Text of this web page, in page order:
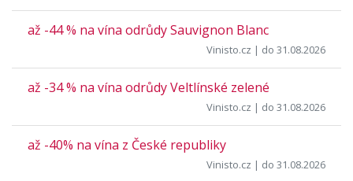
až -44 % na vína odrůdy Sauvignon Blanc
Vinisto.cz | do 31.08.2026
až -34 % na vína odrůdy Veltlínské zelené
Vinisto.cz | do 31.08.2026
až -40% na vína z České republiky
Vinisto.cz | do 31.08.2026